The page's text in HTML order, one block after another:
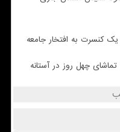
یک کنسرت به افتخار جامعه
چهل روز در آستانه